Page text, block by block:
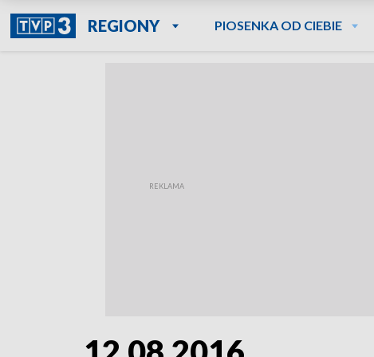
REGIONY PIOSENKA OD CIEBIE